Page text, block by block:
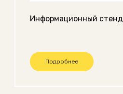
Информационный стенд
Подробнее